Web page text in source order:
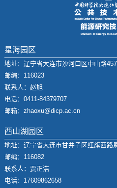
星海园区
地址：辽宁省大连市沙河口区中山路
邮编：116023
联系人：赵旭
电话：0411-84379707
邮箱：zhaoxu@dicp.ac.cn
西山湖园区
地址：辽宁省大连市甘井子区红旗西路
邮编：116082
联系人：贾正浩
电话：17609862658